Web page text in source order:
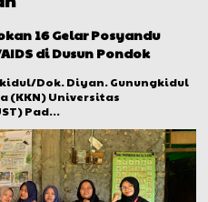
16 Gelar Posyandu
di Dusun Pondok
Dok. Diyan. Gunungkidul
(KKN) Universitas
Pad...